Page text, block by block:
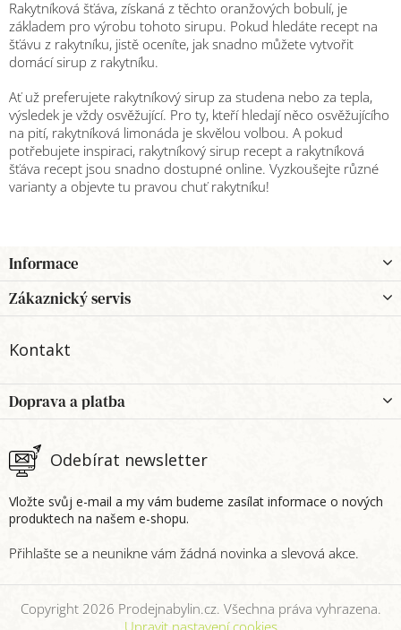
Rakytníková šťáva, získaná z těchto oranžových bobulí, je
základem pro výrobu tohoto sirupu. Pokud hledáte recept na
šťávu z rakytníku, jistě oceníte, jak snadno můžete vytvořit
domácí sirup z rakytníku.
Ať už preferujete rakytníkový sirup za studena nebo za tepla,
výsledek je vždy osvěžující. Pro ty, kteří hledají něco osvěžujícího
na pití, rakytníková limonáda je skvělou volbou. A pokud
potřebujete inspiraci, rakytníkový sirup recept a rakytníková
šťáva recept jsou snadno dostupné online. Vyzkoušejte různé
varianty a objevte tu pravou chuť rakytníku!
á
p
a
Informace
Zákaznický servis
Kontakt
Odebírat newsletter
Vložte svůj e-mail a my vám budeme zasílat informace o nových
produktech na našem e-shopu.
Doprava a platba
Copyright 2026 Prodejnabylin.cz. Všechna práva vyhrazena.
Upravit nastavení cookies